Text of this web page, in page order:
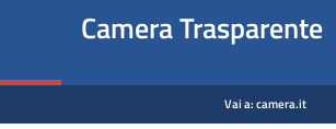
Camera Trasparente
Vai a:camera.it